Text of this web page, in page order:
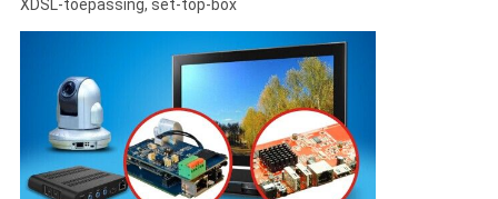
XDSL-toepassing, set-top-box